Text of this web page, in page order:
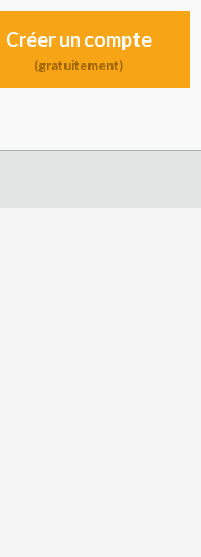
Créer un compte
(gratuitement)